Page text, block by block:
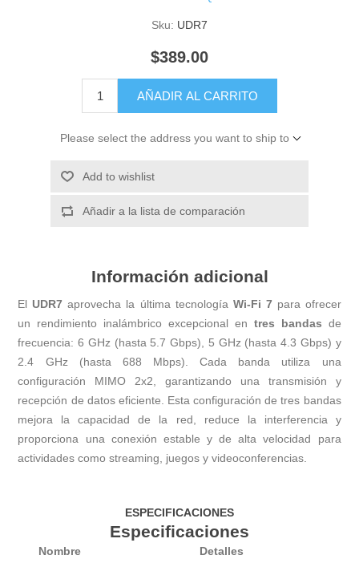
Sku: UDR7
$389.00
AÑADIR AL CARRITO
Please select the address you want to ship to
Add to wishlist
Añadir a la lista de comparación
Información adicional
El UDR7 aprovecha la última tecnología Wi-Fi 7para ofrecer
un rendimiento inalámbrico excepcional en tres bandas de
frecuencia: 6 GHz (hasta 5.7 Gbps), 5 GHz (hasta 4.3 Gbps) y
2.4 GHz (hasta 688 Mbps). Cada banda utiliza una
configuración MIMO 2x2, garantizando una transmisión y
recepción de datos eficiente. Esta configuración de tres bandas
mejora la capacidad de la red, reduce la interferencia y
proporciona una conexión estable y de alta velocidad para
actividades como streaming, juegos y videoconferencias.
ESPECIFICACIONES
Especificaciones
Nombre
Detalles